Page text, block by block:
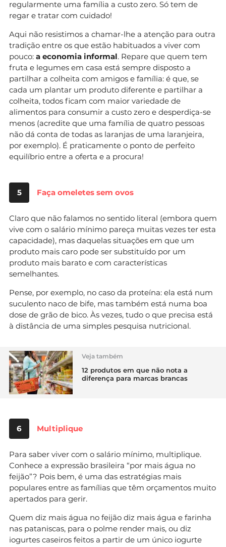
regularmente uma família a custo zero. Só tem de
regar e tratar com cuidado!
Aqui não resistimos a chamar-lhe a atenção para outra
tradição entre os que estão habituados a viver com
pouco: a economia informal. Repare que quem tem
fruta e legumes em casa está sempre disposto a
partilhar a colheita com amigos e família: é que, se
cada um plantar um produto diferente e partilhar a
colheita, todos ficam com maior variedade de
alimentos para consumir a custo zero e desperdiça-se
menos (acredite que uma família de quatro pessoas
não dá conta de todas as laranjas de uma laranjeira,
por exemplo). É praticamente o ponto de perfeito
equilíbrio entre a oferta e a procura!
5 Faça omeletes sem ovos
Claro que não falamos no sentido literal (embora quem
vive com o salário mínimo pareça muitas vezes ter esta
capacidade), mas daquelas situações em que um
produto mais caro pode ser substituído por um
produto mais barato e com características
semelhantes.
Pense, por exemplo, no caso da proteína: ela está num
suculento naco de bife, mas também está numa boa
dose de grão de bico. Às vezes, tudo o que precisa está
à distância de uma simples pesquisa nutricional.
Veja também
12 produtos em que não nota a
diferença para marcas brancas
6 Multiplique
Para saber viver com o salário mínimo, multiplique.
Conhece a expressão brasileira “por mais água no
feijão”? Pois bem, é uma das estratégias mais
populares entre as famílias que têm orçamentos muito
apertados para gerir.
Quem diz mais água no feijão diz mais água e farinha
nas pataniscas, para o polme render mais, ou diz
iogurtes caseiros feitos a partir de um único iogurte